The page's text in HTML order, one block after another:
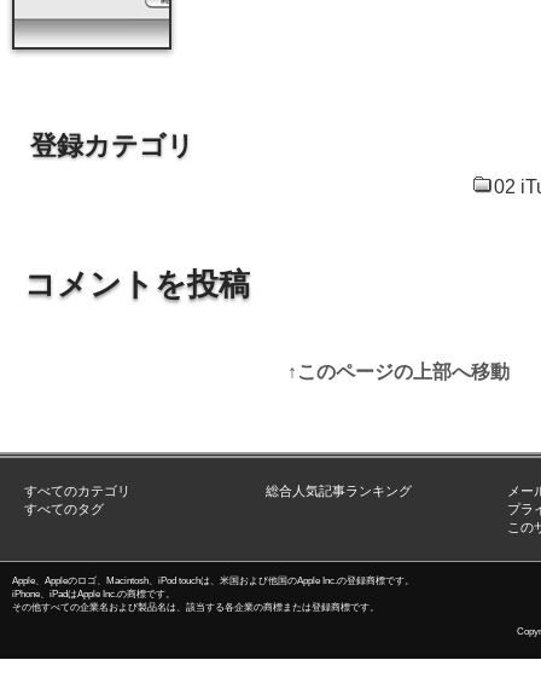
登録カテゴリ
02
コメントを投稿
↑このページの上部へ移動
すべてのカテゴリ
すべてのタグ
総合人気記事ランキング
メー
プラ
この
Apple、Appleのロゴ、Macintosh、iPod touchは、米国および他国のApple Inc.の登録商標です。
iPhone、iPadはApple Inc.の商標です。
その他すべての企業名および製品名は、該当する各企業の商標または登録商標です。